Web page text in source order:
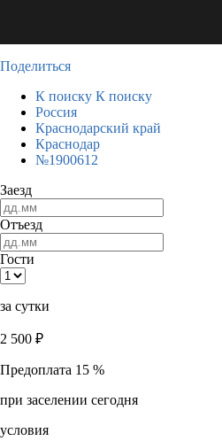
Поделиться
К поиску К поиску
Россия
Краснодарский край
Краснодар
№1900612
Заезд
Отъезд
Гости
за сутки
2 500 ₽
Предоплата 15 %
при заселении сегодня
условия